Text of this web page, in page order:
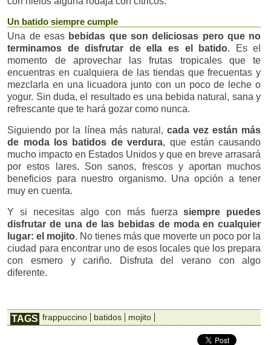
Un batido siempre cumple
Una de esas bebidas que son deliciosas pero que no
terminamos de disfrutar de ella es el batido. Es el
momento de aprovechar las frutas tropicales que te
encuentras en cualquiera de las tiendas que frecuentas y
mezclarla en una licuadora junto con un poco de leche o
yogur. Sin duda, el resultado es una bebida natural, sana y
refrescante que te hará gozar como nunca.
Siguiendo por la línea más natural, cada vez están más
de moda los batidos de verdura, que están causando
mucho impacto en Estados Unidos y que en breve arrasará
por estos lares. Son sanos, frescos y aportan muchos
beneficios para nuestro organismo. Una opción a tener
muy en cuenta.
Y si necesitas algo con más fuerzasiempre puedes
disfrutar de una de las bebidas de moda en cualquier
lugar: el mojito. No tienes más que moverte un poco por la
ciudad para encontrar uno de esos locales que los prepara
con esmero y cariño. Disfruta del verano con algo
diferente.
TAGS frappuccino batidos mojito